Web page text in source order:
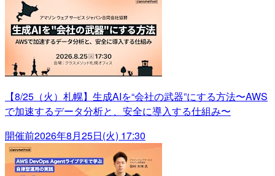
【8/25（火）札幌】生成AIを“会社の武器”にする方法〜AWS
で加速するデータ分析と、安全に導入する仕組み〜
開催前2026年8月25日(火) 17:30